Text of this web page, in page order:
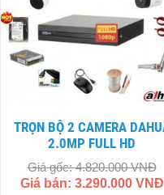
TRỌN BỘ 2 CAMERA DAHUA
2.0MP FULL HD
Giá gốc: 4.820.000 VNĐ
Giá bán: 3.290.000 VNĐ